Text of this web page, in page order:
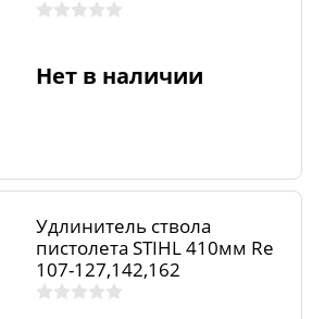
Нет в наличии
Удлинитель ствола
пистолета STIHL 410мм Rе
107-127,142,162